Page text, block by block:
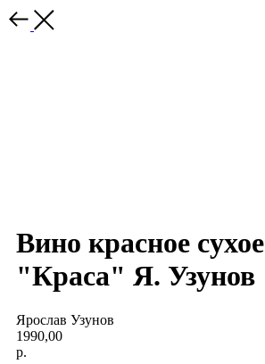
Вино красное сухое
"Краса" Я. Узунов
Ярослав Узунов
1990,00
р.